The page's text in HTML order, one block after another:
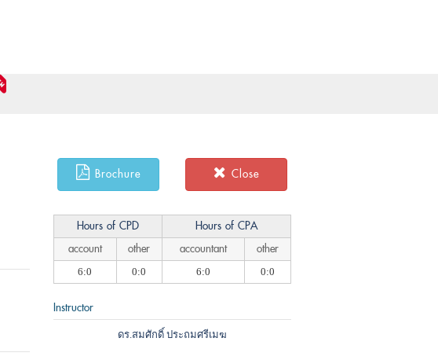
Brochure Close
Hours of CPD
Hours of CPA
account
other accountant other
6:0 0:0 6:0 0:0
Instructor
ดร.สมศักดิ์ ประถมศรีเมฆ